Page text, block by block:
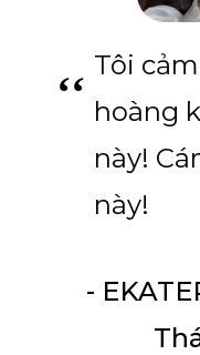
Tôi
hoàng
này!
này!
-